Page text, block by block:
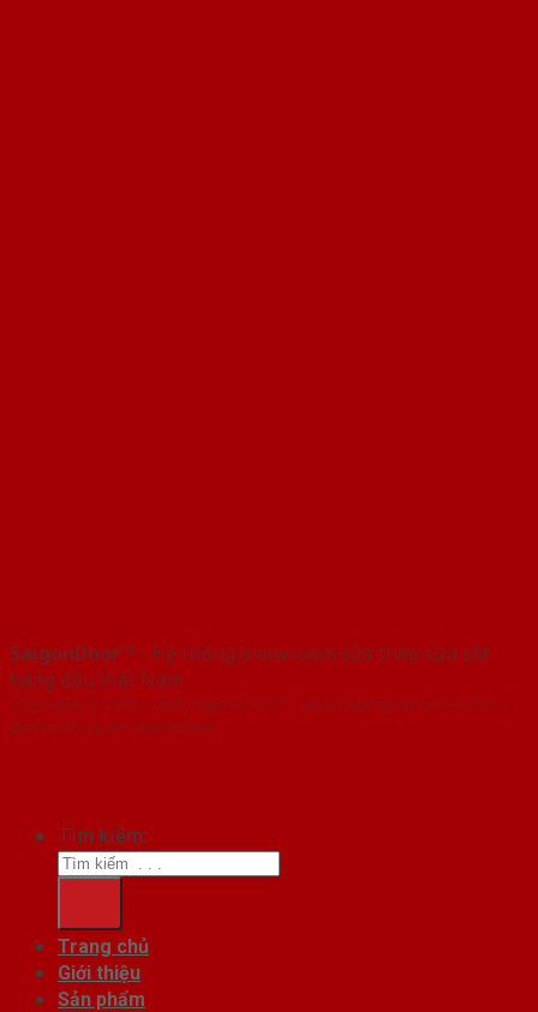
SaigonDoor™ - Hệ thống Showroom cửa thép cửa sắt
hàng đầu Việt Nam
Copyright ⓒ 2016 – 2026 SaigonDoor™ - www.cuathephanquoc.com |
Đơn vị chủ quản SaigonDoor
Tìm kiếm:
Trang chủ
Giới thiệu
Sản phẩm